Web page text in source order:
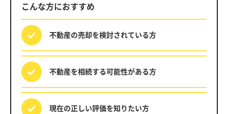
こんな方におすすめ
不動産の売却を検討されている方
不動産を相続する可能性がある方
現在の正しい評価を知りたい方